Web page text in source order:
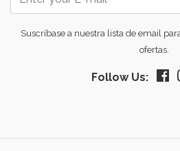
Suscríbase a nuestra lista de email
ofertas.
Follow Us: